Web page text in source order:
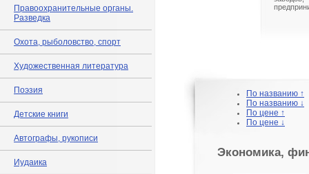
Правоохранительные органы.
Разведка
Охота, рыболовство, спорт
Художественная литература
Поэзия
Детские книги
Автографы, рукописи
Иудаика
По названию ↑
По названию ↓
По цене ↑
По цене ↓
Экономика,